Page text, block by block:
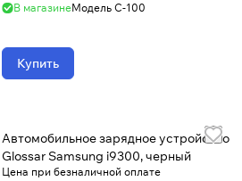
В магазинеМодель C-100
Купить
Автомобильное зарядное устройство
Glossar Samsung i9300, черный
Цена при безналичной оплате